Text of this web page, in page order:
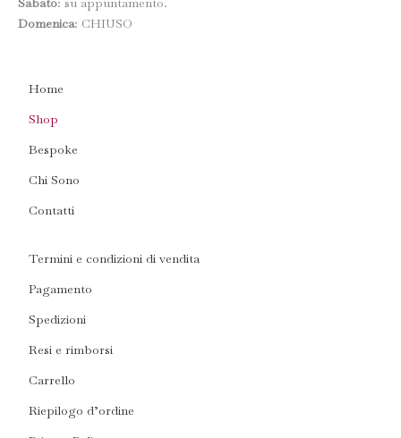
Domenica: CHIUSO
Home
Shop
Bespoke
Chi Sono
Contatti
Termini e condizioni di vendita
Pagamento
Spedizioni
Resi e rimborsi
Carrello
Riepilogo d’ordine